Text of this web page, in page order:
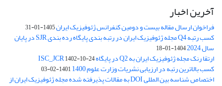
آخرین اخبار
فراخوان ارسال مقاله بیست و دومین کنفرانس ژئوفیزیک ایران1405-01-31
کسب رتبه Q4 مجله ژئوفیزیک ایران در رتبه بندی پایگاه رده بندی SJR در پایان
سال 2024 1404-01-18
ارتقا رنک مجله ژئوفیزیک ایران به Q2 در پایگاه ISC_JCR 1402-10-24
کسب بالاترین رتبه در ارزیابی نشریات وزارت علوم 1400 1401-02-03
اختصاص شناسه بین المللی DOI به مقالات پذیرفته شده مجله ژئوفیزیک ایران از